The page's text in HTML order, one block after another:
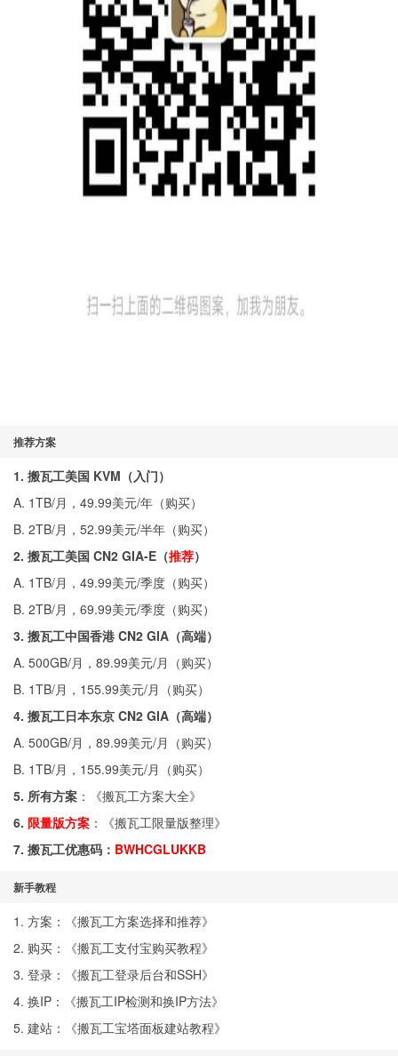
推荐方案
1. 搬瓦工美国 KVM（入门）
A. 1TB/月，49.99美元/年（购买）
B. 2TB/月，52.99美元/半年（购买）
2. 搬瓦工美国 CN2 GIA-E（推荐）
A. 1TB/月，49.99美元/季度（购买）
B. 2TB/月，69.99美元/季度（购买）
3. 搬瓦工中国香港 CN2 GIA（高端）
A. 500GB/月，89.99美元/月（购买）
B. 1TB/月，155.99美元/月（购买）
4. 搬瓦工日本东京 CN2 GIA（高端）
A. 500GB/月，89.99美元/月（购买）
B. 1TB/月，155.99美元/月（购买）
5. 所有方案 ：《搬瓦工方案大全》
6. 限量版方案 ：《搬瓦工限量版整理》
7. 搬瓦工优惠码： BWHCGLUKKB
新手教程
1. 方案：《搬瓦工方案选择和推荐》
2. 购买：《搬瓦工支付宝购买教程》
3. 登录：《搬瓦工登录后台和SSH》
4. 换IP：《搬瓦工IP检测和换IP方法》
5. 建站：《搬瓦工宝塔面板建站教程》